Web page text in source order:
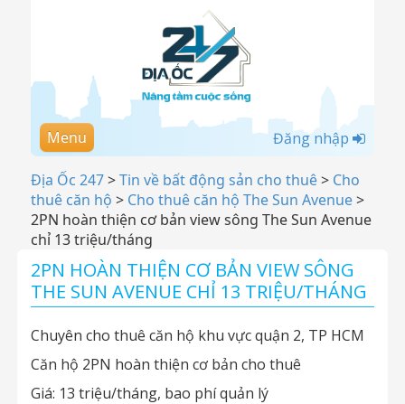
Menu Đăng nhập
Địa Ốc 247>Tin về bất động sản cho thuê> Cho
thuê căn hộ > Cho thuê căn hộ The Sun Avenue>
2PN hoàn thiện cơ bản view sông The Sun Avenue
chỉ 13 triệu/tháng
2PN HOÀN THIỆN CƠ BẢN VIEW SÔNG
THE SUN AVENUE CHỈ 13 TRIỆU/THÁNG
Chuyên cho thuê căn hộ khu vực quận 2, TP HCM
Căn hộ 2PN hoàn thiện cơ bản cho thuê
Giá: 13 triệu/tháng, bao phí quản lý